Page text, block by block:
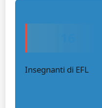
Insegnanti di EFL